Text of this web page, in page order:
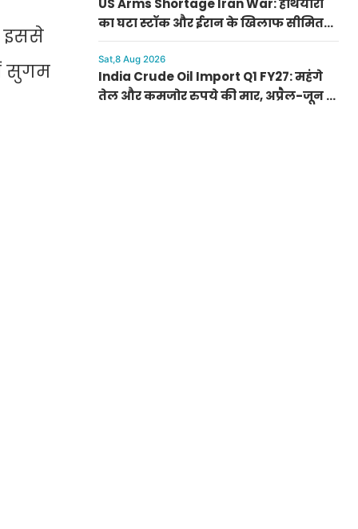
इससे
सुगम
US Arms Shortage Iran War: हथियारों
का घटा स्टॉक और ईरान के खिलाफ सीमित
विकल्प, पेंटागन में रणनीति बदलने की
तैयारी
Sat,8 Aug 2026
India Crude Oil Import Q1 FY27: महंगे
तेल और कमजोर रुपये की मार, अप्रैल-जून में